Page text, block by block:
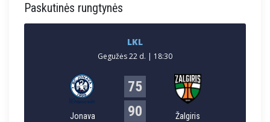
Paskutinės rungtynės
LKL
Gegužės 22 d. | 18:30
Jonava
75
90
Žalgiris